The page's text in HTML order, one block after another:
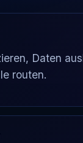
Daten
routen.